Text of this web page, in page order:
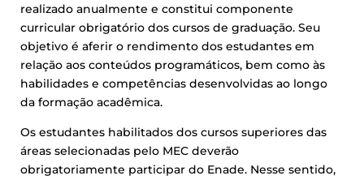
realizado anualmente e constitui componente
curricular obrigatório dos cursos de graduação. Seu
objetivo é aferir o rendimento dos estudantes em
relação aos conteúdos programáticos, bem como às
habilidades e competências desenvolvidas ao longo
da formação acadêmica.
Os estudantes habilitados dos cursos superiores das
áreas selecionadas pelo MEC deverão
obrigatoriamente participar do Enade. Nesse sentido,